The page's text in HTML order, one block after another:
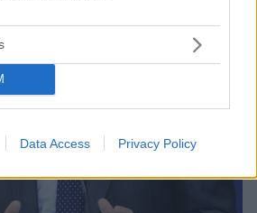
Data Access Privacy Policy